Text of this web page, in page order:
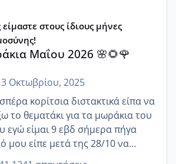
🌸🌻🌹
είμαστε στους ίδιους μήνες
Μαΐου 2026 🌸🌻🌹
Οκτωβρίου, 2025
κορίτσια διστακτικά είπα να
το θεματάκι για τα μωράκια του
μου είπε μετά της 28/10 να
ραντεβού για την αυχενική είναι